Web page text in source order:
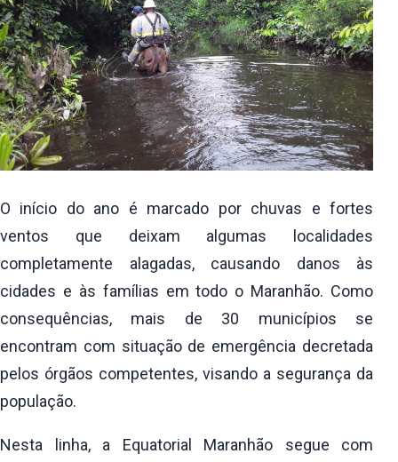
O início do ano é marcado por chuvas e fortes
ventos que deixam algumas localidades
completamente alagadas, causando danos às
cidades e às famílias em todo o Maranhão. Como
consequências, mais de 30 municípios se
encontram com situação de emergência decretada
pelos órgãos competentes, visando a segurança da
população.
Nesta linha, a Equatorial Maranhão segue com